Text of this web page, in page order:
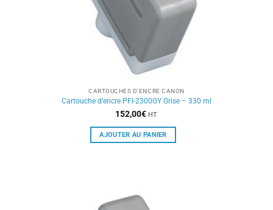
CARTOUCHES D'ENCRE CANON
Cartouche d’encre PFI-2300GY Grise – 330 ml
152,00€ HT
AJOUTER AU PANIER